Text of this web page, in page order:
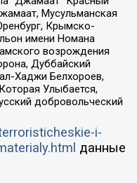
Мусульманская
Крымско-
имени Номана
возрождения
Дуббайский
Хаджи Белхороев,
Улыбается,
добровольческий
i-
данные